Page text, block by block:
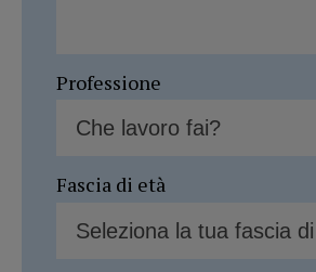
Professione
Fascia di età